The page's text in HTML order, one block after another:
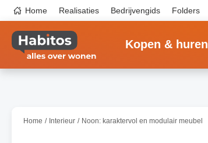
naar
inhoud
gaan
Top
navigation
Home Realisaties Bedrijvengids Folders
Kopen & huren
Home Interieur Noon: karaktervol en modulair meubel